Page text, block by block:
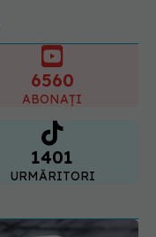
6560
ABONAȚI
1401
URMĂRITORI